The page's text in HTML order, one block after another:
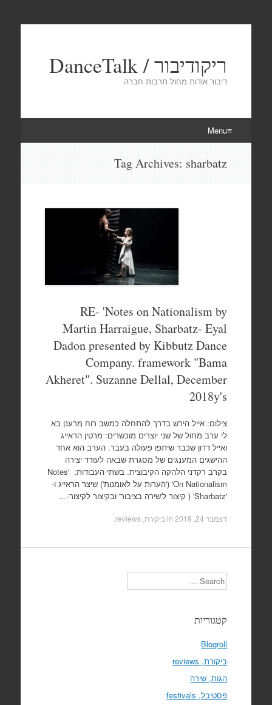
ריקודיבור / DanceTalk
דיבור אודות מחול תרבות חברה
Menu
Tag Archives: sharbatz
RE- 'Notes on Nationalism by
Martin Harraigue, Sharbatz- Eyal
Dadon presented by Kibbutz Dance
Company. framework "Bama
Akheret". Suzanne Dellal, December
2018y's
צילום: אייל הירש בדרך להתחלה כמשב רוח מרענן בא
לי ערב מחול של שני יוצרים מוכשרים: מרטין הראייג
ואייל דדון שכבר שיתפו פעולה בעבר. הערב הוא אחד
ההישגים המענגים של מסגרת שבאה לעודד יצירה
בקרב רקדני הלהקה הקיבוצית. בשתי העבודות; 'Notes
On Nationalism' ('הערות על לאומנות') שיצר הראייג ו-
'Sharbatz' ( קיצור ל'שירה בציבור' ובקיצור לקיצור-…
דצמבר 24, 2018 in ביקורת, reviews
Search
קטגוריות
Blogroll
ביקורת, reviews
הגות, שירה
פסטיבל, festivals